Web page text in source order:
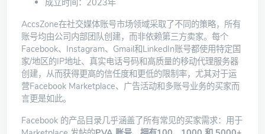
成立时间：2023年
AccsZone在社交媒体账号市场领域采取了不同的策略，所有
账号均由公司内部团队创建，而非依赖第三方卖家。每个
Facebook、Instagram、Gmail和LinkedIn账号都使用特定国
家/地区的IP地址、真实电话号码和高质量的移动代理服务器
创建，从而获得更高的信任度和更低的限制率，尤其对于运
营Facebook Marketplace、广告活动和多账号业务的买家而
言更是如此。
Facebook 的产品目录几乎涵盖了所有常见的买家需求：用于